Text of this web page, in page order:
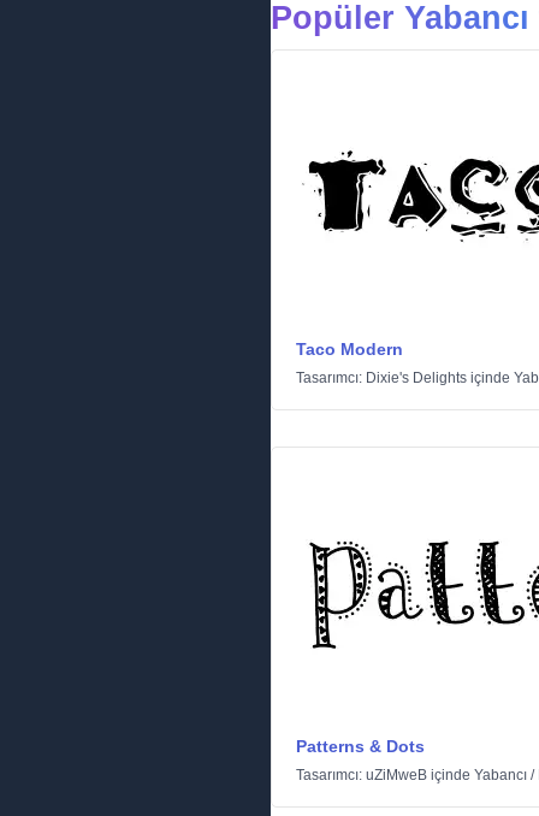
Popüler
Taco Modern
Tasarımcı: Dixie's Delights içinde
Patterns & Dots
Tasarımcı: uZiMweB içinde Yabancı /